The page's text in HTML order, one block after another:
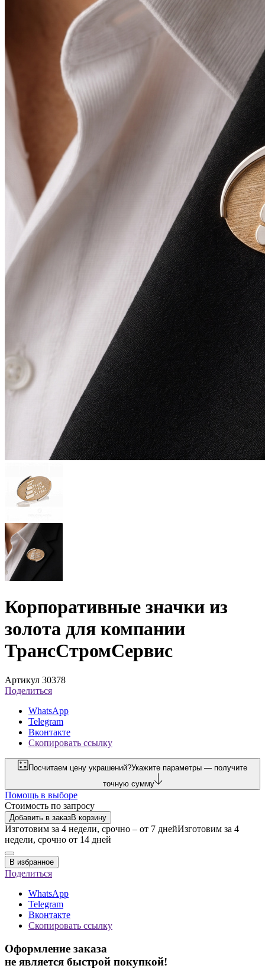
Корпоративные значки из
золота для компании
ТрансСтромСервис
Артикул 30378
Поделиться
WhatsApp
Telegram
Вконтакте
Скопировать ссылку
Посчитаем цену украшений?Укажите параметры — получите
точную сумму
Помощь в выборе
Стоимость по запросу
Добавить в заказВ корзину
Изготовим за 4 недели, срочно – от 7 днейИзготовим за 4
недели, срочно от 14 дней
В избранное
Поделиться
WhatsApp
Telegram
Вконтакте
Скопировать ссылку
Оформление заказа
не является быстрой покупкой!